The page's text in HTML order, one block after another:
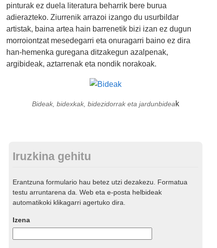
pinturak ez duela literatura beharrik bere burua
adierazteko. Ziurrenik arrazoi izango du usurbildar
artistak, baina artea hain barrenetik bizi izan ez dugun
morroiontzat mesedegarri eta onuragarri baino ez dira
han-hemenka guregana ditzakegun azalpenak,
argibideak, aztarrenak eta nondik norakoak.
Bideak, bidexkak, bidezidorrak eta jardunbideak
Iruzkina gehitu
Erantzuna formulario hau betez utzi dezakezu. Formatua
testu arruntarena da. Web eta e-posta helbideak
automatikoki klikagarri agertuko dira.
Izena